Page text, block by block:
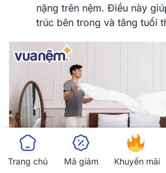
nặng trên nệm. Điều này
trúc bên trong và tăng tuổi
Trang chủ Mã giảm Khuyến mãi